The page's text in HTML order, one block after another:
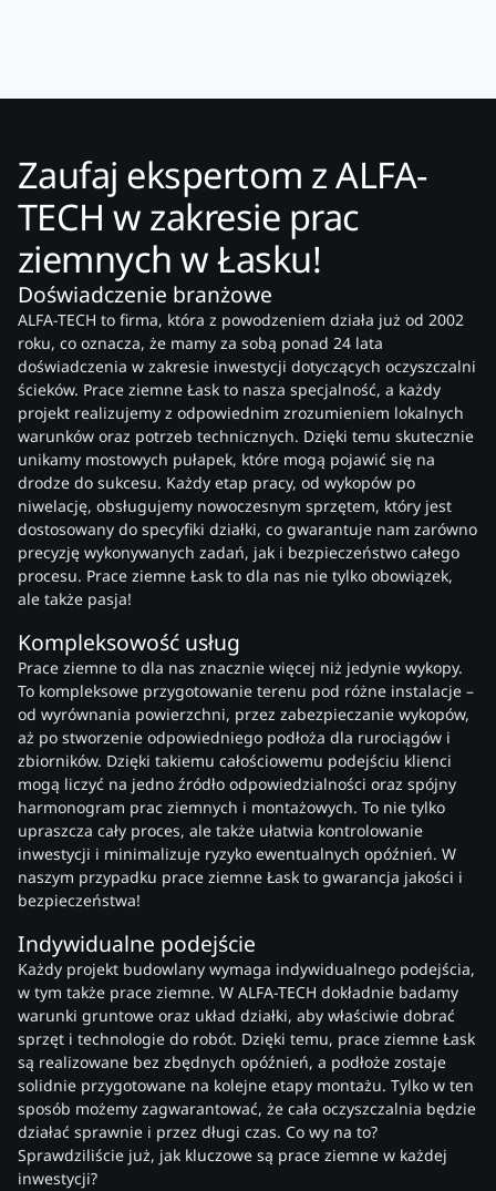
Zaufaj ekspertom z ALFA-
TECH w zakresie prac
ziemnych w Łasku!
Doświadczenie branżowe
ALFA-TECH to firma, która z powodzeniem działa już od 2002
roku, co oznacza, że mamy za sobą ponad 24 lata
doświadczenia w zakresie inwestycji dotyczących oczyszczalni
ścieków. Prace ziemne Łask to nasza specjalność, a każdy
projekt realizujemy z odpowiednim zrozumieniem lokalnych
warunków oraz potrzeb technicznych. Dzięki temu skutecznie
unikamy mostowych pułapek, które mogą pojawić się na
drodze do sukcesu. Każdy etap pracy, od wykopów po
niwelację, obsługujemy nowoczesnym sprzętem, który jest
dostosowany do specyfiki działki, co gwarantuje nam zarówno
precyzję wykonywanych zadań, jak i bezpieczeństwo całego
procesu. Prace ziemne Łask to dla nas nie tylko obowiązek,
ale także pasja!
Kompleksowość usług
Prace ziemne to dla nas znacznie więcej niż jedynie wykopy.
To kompleksowe przygotowanie terenu pod różne instalacje –
od wyrównania powierzchni, przez zabezpieczanie wykopów,
aż po stworzenie odpowiedniego podłoża dla rurociągów i
zbiorników. Dzięki takiemu całościowemu podejściu klienci
mogą liczyć na jedno źródło odpowiedzialności oraz spójny
harmonogram prac ziemnych i montażowych. To nie tylko
upraszcza cały proces, ale także ułatwia kontrolowanie
inwestycji i minimalizuje ryzyko ewentualnych opóźnień. W
naszym przypadku prace ziemne Łask to gwarancja jakości i
bezpieczeństwa!
Indywidualne podejście
Każdy projekt budowlany wymaga indywidualnego podejścia,
w tym także prace ziemne. W ALFA-TECH dokładnie badamy
warunki gruntowe oraz układ działki, aby właściwie dobrać
sprzęt i technologie do robót. Dzięki temu, prace ziemne Łask
są realizowane bez zbędnych opóźnień, a podłoże zostaje
solidnie przygotowane na kolejne etapy montażu. Tylko w ten
sposób możemy zagwarantować, że cała oczyszczalnia będzie
działać sprawnie i przez długi czas. Co wy na to?
Sprawdziliście już, jak kluczowe są prace ziemne w każdej
inwestycji?